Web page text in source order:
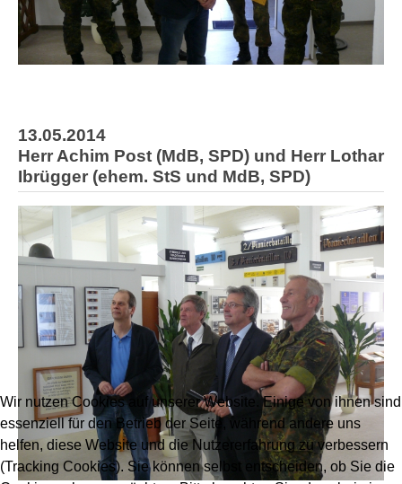
13.05.2014
Herr Achim Post (MdB, SPD) und Herr Lothar
Ibrügger (ehem. StS und MdB, SPD)
Wir nutzen Cookies auf unserer Website. Einige von ihnen sind
essenziell für den Betrieb der Seite, während andere uns
helfen, diese Website und die Nutzererfahrung zu verbessern
(Tracking Cookies). Sie können selbst entscheiden, ob Sie die